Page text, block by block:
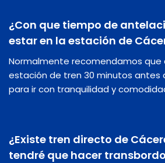
¿Con que tiempo de
estar en la estación de
Normalmente recomendamos que
estación de tren 30 minutos antes
para ir con tranquilidad y
¿Existe tren directo de
tendré que hacer